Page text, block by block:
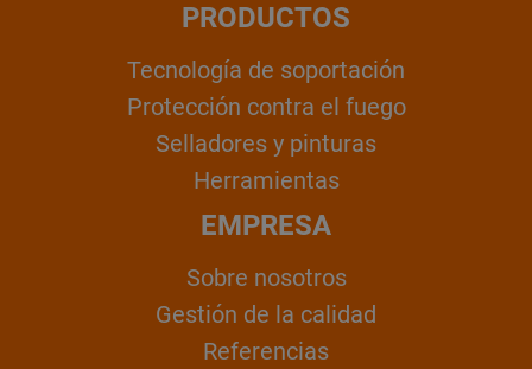
PRODUCTOS
Tecnología de soportación
Protección contra el fuego
Selladores y pinturas
Herramientas
EMPRESA
Sobre nosotros
Gestión de la calidad
Referencias